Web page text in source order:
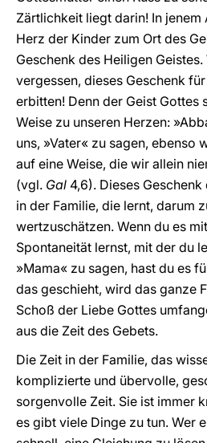
Zärtlichkeit liegt darin! In
Herz der Kinder zum Ort des
Geschenk des Heiligen
vergessen, dieses Geschenk
erbitten! Denn der Geist Gottes
Weise zu unseren Herzen:
uns, »Vater« zu sagen, ebenso
auf eine Weise, die wir allein
(vgl. Gal 4,6). Dieses
in der Familie, die lernt, darum
wertzuschätzen. Wenn du es
Spontaneität lernst, mit der du
»Mama« zu sagen, hast du es
das geschieht, wird das ganze
Schoß der Liebe Gottes
aus die Zeit des Gebets.
Die Zeit in der Familie, das
komplizierte und übervolle,
sorgenvolle Zeit. Sie ist immer
es gibt viele Dinge zu tun. Wer